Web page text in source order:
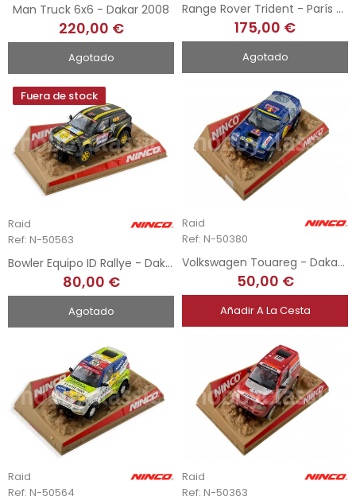
Man Truck 6x6 - Dakar 2008
220,00 €
Agotado
Range Rover Trident - París Dakar 1991
175,00 €
Agotado
Fuera de stock
Raid
Ref: N-50563
Bowler Equipo ID Rallye - Dakar 2009
80,00 €
Agotado
Raid
Ref: N-50380
Volkswagen Touareg - Dakar 05
50,00 €
Añadir A La Cesta
Raid
Ref: N-50564
Raid
Ref: N-50363